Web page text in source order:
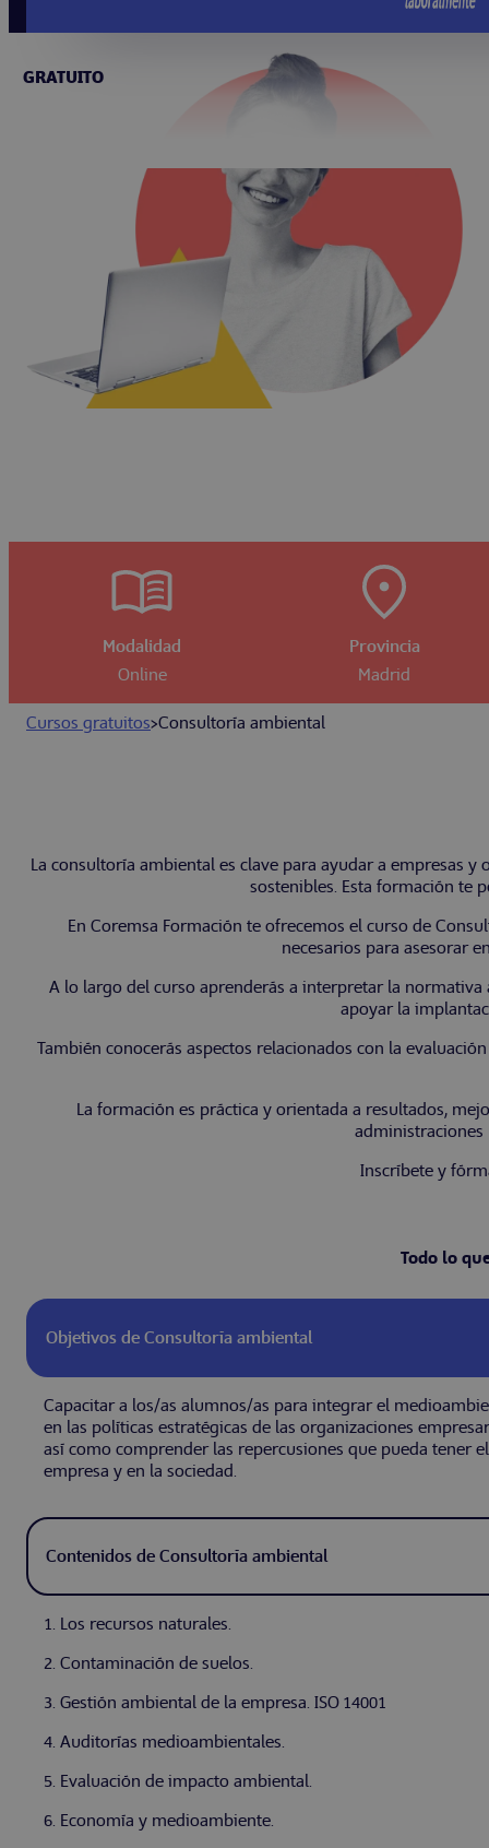
GRATUITO
Modalidad
Online
Provincia
Madrid
Cursos gratuitos>Consultoría ambiental
La consultoría ambiental es clave para ayudar a empresas
sostenibles. Esta formación te
En Coremsa Formación te ofrecemos el curso de
necesarios para asesorar
A lo largo del curso aprenderás a interpretar la
apoyar la
También conocerás aspectos relacionados con la
La formación es práctica y orientada a resultados,
administraciones
Inscríbete y
Todo lo
Objetivos de Consultoría ambiental
Capacitar a los/as alumnos/as para integrar el
en las políticas estratégicas de las organizaciones
así como comprender las repercusiones que pueda tener
empresa y en la sociedad.
Contenidos de Consultoría ambiental
1. Los recursos naturales.
2. Contaminación de suelos.
3. Gestión ambiental de la empresa. ISO 14001
4. Auditorías medioambientales.
5. Evaluación de impacto ambiental.
6. Economía y medioambiente.